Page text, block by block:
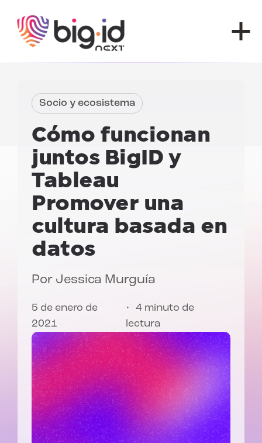
Socio y ecosistema
Cómo funcionan
juntos BigID y
Tableau
Promover una
cultura basada en
datos
Por Jessica Murguía
5 de enero de
2021
4 minuto de
lectura